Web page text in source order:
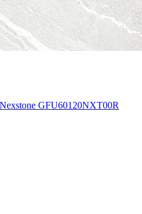
GFU60120NXT00R